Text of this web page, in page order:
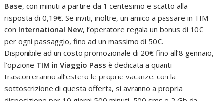
Base, con minuti a partire da 1 centesimo e scatto alla
risposta di 0,19€. Se inviti, inoltre, un amico a passare in TIM
con International New, l’operatore regala un bonus di 10€
per ogni passaggio, fino ad un massimo di 50€.
Disponibile ad un costo promozionale di 20€ fino all’8 gennaio,
l’opzione TIM in Viaggio Pass è dedicata a quanti
trascorreranno all’estero le proprie vacanze: con la
sottoscrizione di questa offerta, si avranno a propria